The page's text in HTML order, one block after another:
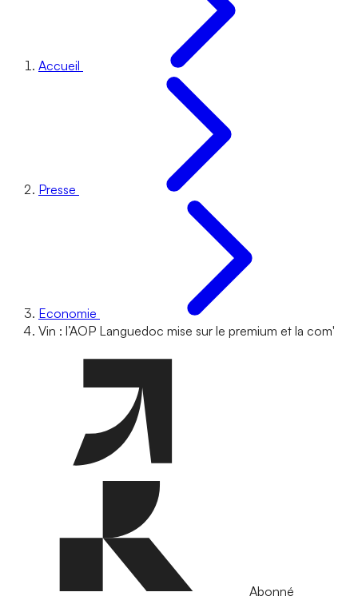
Accueil
Presse
Economie
Vin : l’AOP Languedoc mise sur le premium et la com'
Abonné